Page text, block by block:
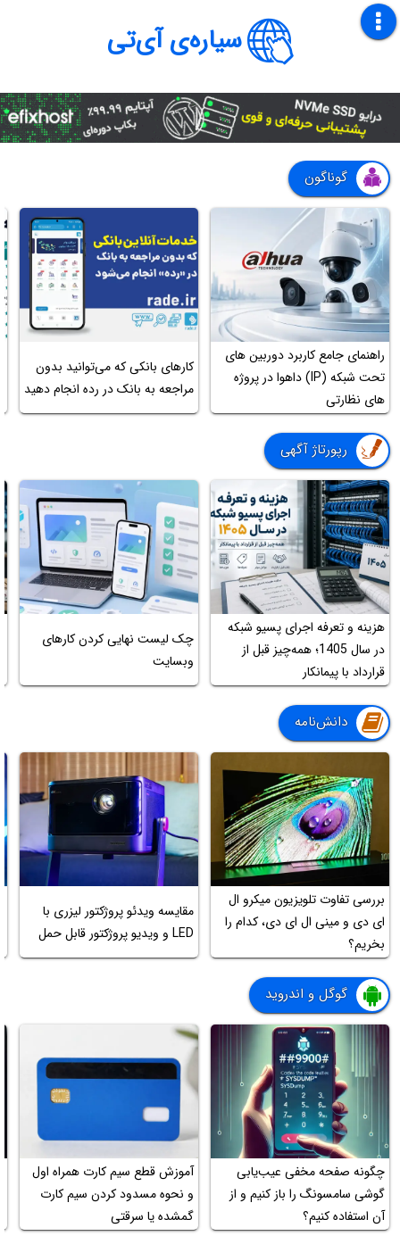
سیاره‌ی آی‌تی
گوناگون
راهنمای جامع کاربرد دوربین های
تحت شبکه (IP) داهوا در پروژه
های نظارتی
کارهای بانکی که می‌توانید بدون
مراجعه به بانک در رده انجام دهید
رپورتاژ آگهی
هزینه و تعرفه اجرای پسیو شبکه
در سال 1405؛ همه‌چیز قبل از
قرارداد با پیمانکار
چک لیست نهایی کردن کارهای
وبسایت
دانش‌نامه
بررسی تفاوت تلویزیون میکرو ال
ای دی و مینی ال ای دی، کدام را
بخریم؟
مقایسه ویدئو پروژکتور لیزری با
LED و ویدیو پروژکتور قابل حمل
گوگل و اندروید
چگونه صفحه مخفی عیب‌یابی
گوشی سامسونگ را باز کنیم و از
آن استفاده کنیم؟
آموزش قطع سیم کارت همراه اول
و نحوه مسدود کردن سیم کارت
گمشده یا سرقتی